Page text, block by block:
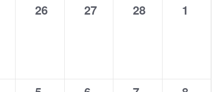
0
26
0
27
0
28
0
1